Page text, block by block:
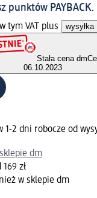
punktów PAYBACK.
w tym VAT plus wysyłka
Stała cena dm
06.10.2023
1-2 dni robocze od
dm
zł
w sklepie dm